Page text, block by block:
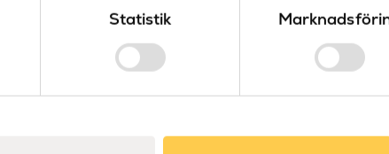
Statistik
Färg
Svart/
Valnöt/
Montering Kundanpassad spolplatta
Skötselanvisning för skiffer